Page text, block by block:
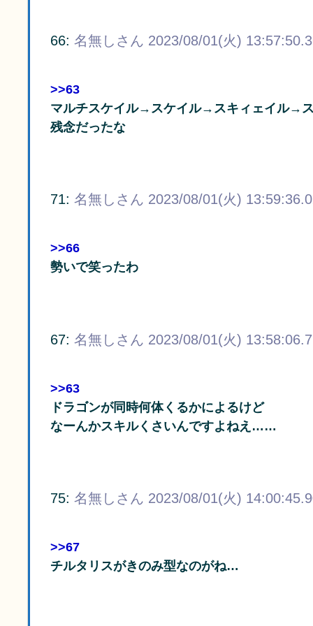
66: 名無しさん 2023/08/01(火)
>>63
マルチスケイル→スケイル→スキィェイル→
残念だったな
71: 名無しさん 2023/08/01(火)
>>66
勢いで笑ったわ
67: 名無しさん 2023/08/01(火)
>>63
ドラゴンが同時何体くるかによるけど
なーんかスキルくさいんですよねえ……
75: 名無しさん 2023/08/01(火)
>>67
チルタリスがきのみ型なのがね…